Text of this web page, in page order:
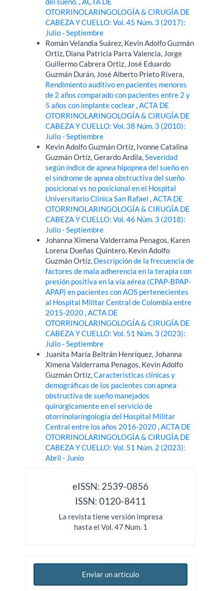
OTORRINOLARINGOLOGÍA & CIRUGÍA DE
CABEZA Y CUELLO: Vol. 45 Núm. 3 (2017):
Julio - Septiembre
Román Velandia Suárez, Kevin Adolfo Guzmán
Ortiz, Diana Patricia Parra Valencia, Jorge
Guillermo Cabrera Ortiz, José Eduardo
Guzmán Durán, José Alberto Prieto Rivera,
Rendimiento auditivo en pacientes menores
de 2 años comparado con pacientes entre 2 y
5 años con implante coclear,ACTA DE
OTORRINOLARINGOLOGÍA & CIRUGÍA DE
CABEZA Y CUELLO: Vol. 38 Núm. 3 (2010):
Julio - Septiembre
Kevin Adolfo Guzmán Ortíz, Ivonne Catalina
Guzmán Ortíz, Gerardo Ardila,Severidad
según índice de apnea hipopnea del sueño en
el síndrome de apnea obstructiva del sueño
posicional vs no posicional en el Hospital
Universitario Clínica San Rafael,ACTA DE
OTORRINOLARINGOLOGÍA & CIRUGÍA DE
CABEZA Y CUELLO: Vol. 46 Núm. 3 (2018):
Julio - Septiembre
Johanna Ximena Valderrama Penagos, Karen
Lorena Dueñas Quintero, Kevin Adolfo
Guzmán Ortiz, Descripción de la frecuencia de
factores de mala adherencia en la terapia con
presión positiva en la vía aérea (CPAP-BPAP-
APAP) en pacientes con AOS pertenecientes
al Hospital Militar Central de Colombia entre
2015-2020,ACTA DE
OTORRINOLARINGOLOGÍA & CIRUGÍA DE
CABEZA Y CUELLO: Vol. 51 Núm. 3 (2023):
Julio - Septiembre
Juanita María Beltrán Henríquez, Johanna
Ximena Valderrama Penagos, Kevin Adolfo
Guzmán Ortiz,Características clínicas y
demográficas de los pacientes con apnea
obstructiva de sueño manejados
quirúrgicamente en el servicio de
otorrinolaringología del Hospital Militar
Central entre los años 2016-2020,ACTA DE
OTORRINOLARINGOLOGÍA & CIRUGÍA DE
CABEZA Y CUELLO: Vol. 51 Núm. 2 (2023):
Abril - Junio
eISSN: 2539-0856
ISSN: 0120-8411
La revista tiene versión impresa
hasta el Vol. 47 Num. 1
Enviar un artículo